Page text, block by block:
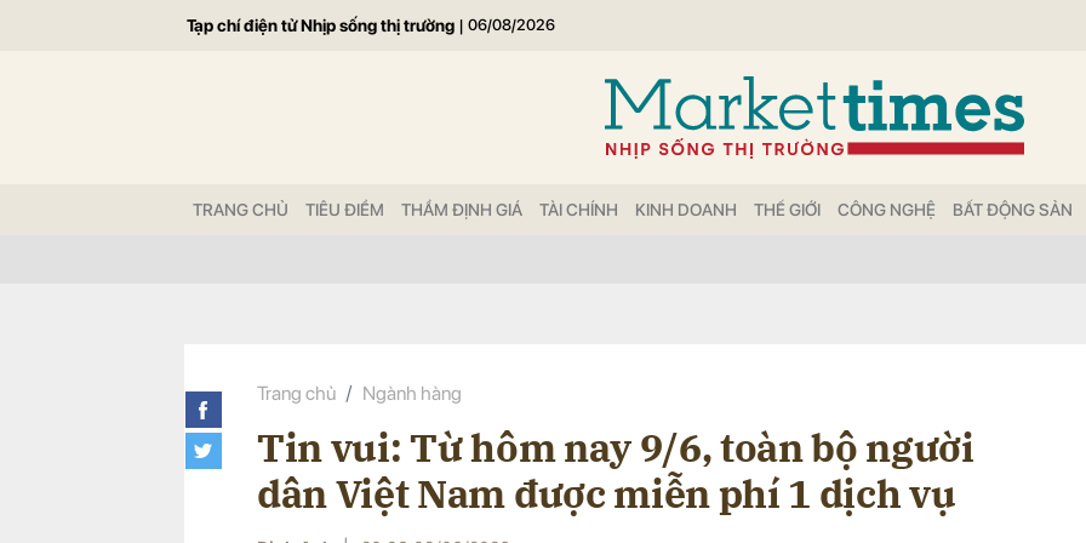
Tạp chí điện tử Nhịp sống thị trường | 06/08/2026
TRANG CHỦ TIÊU ĐIỂM THẨM ĐỊNH GIÁ TÀI CHÍNH KINH DOANH THẾ GIỚI CÔNG NGHỆ BẤT ĐỘNG SẢN
Trang chủ Ngành hàng
Tin vui: Từ hôm nay 9/6, toàn bộ người
dân Việt Nam được miễn phí 1 dịch vụ
Gửi bình luận